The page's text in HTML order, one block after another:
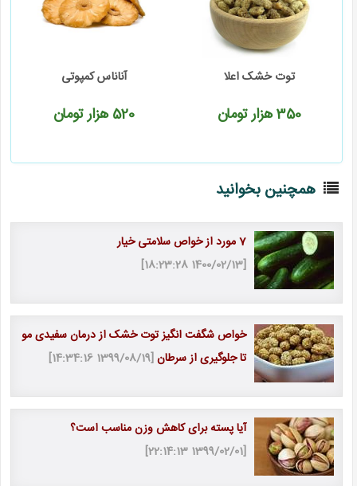
توت خشک اعلا
350هزار تومان
آناناس کمپوتی
520 هزار تومان
همچنین بخوانید
7 مورد از خواص سلامتی خیار
[1400/02/13 18:23:28]
خواص شگفت انگیز توت خشک از درمان سفیدی مو
تا جلوگیری از سرطان[1399/08/19 14:34:16]
آیا پسته برای کاهش وزن مناسب است؟
[1399/02/01 22:14:13]